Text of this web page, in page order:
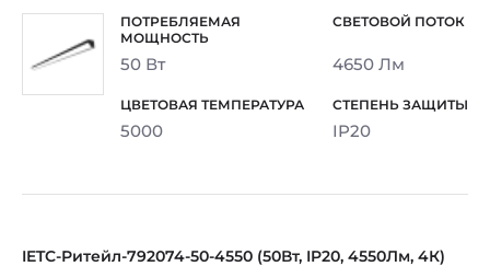
50 Вт 4650 Лм
5000 IP20
IETC-Ритейл-792074-50-4550 (50Вт, IP20, 4550Лм, 4К)